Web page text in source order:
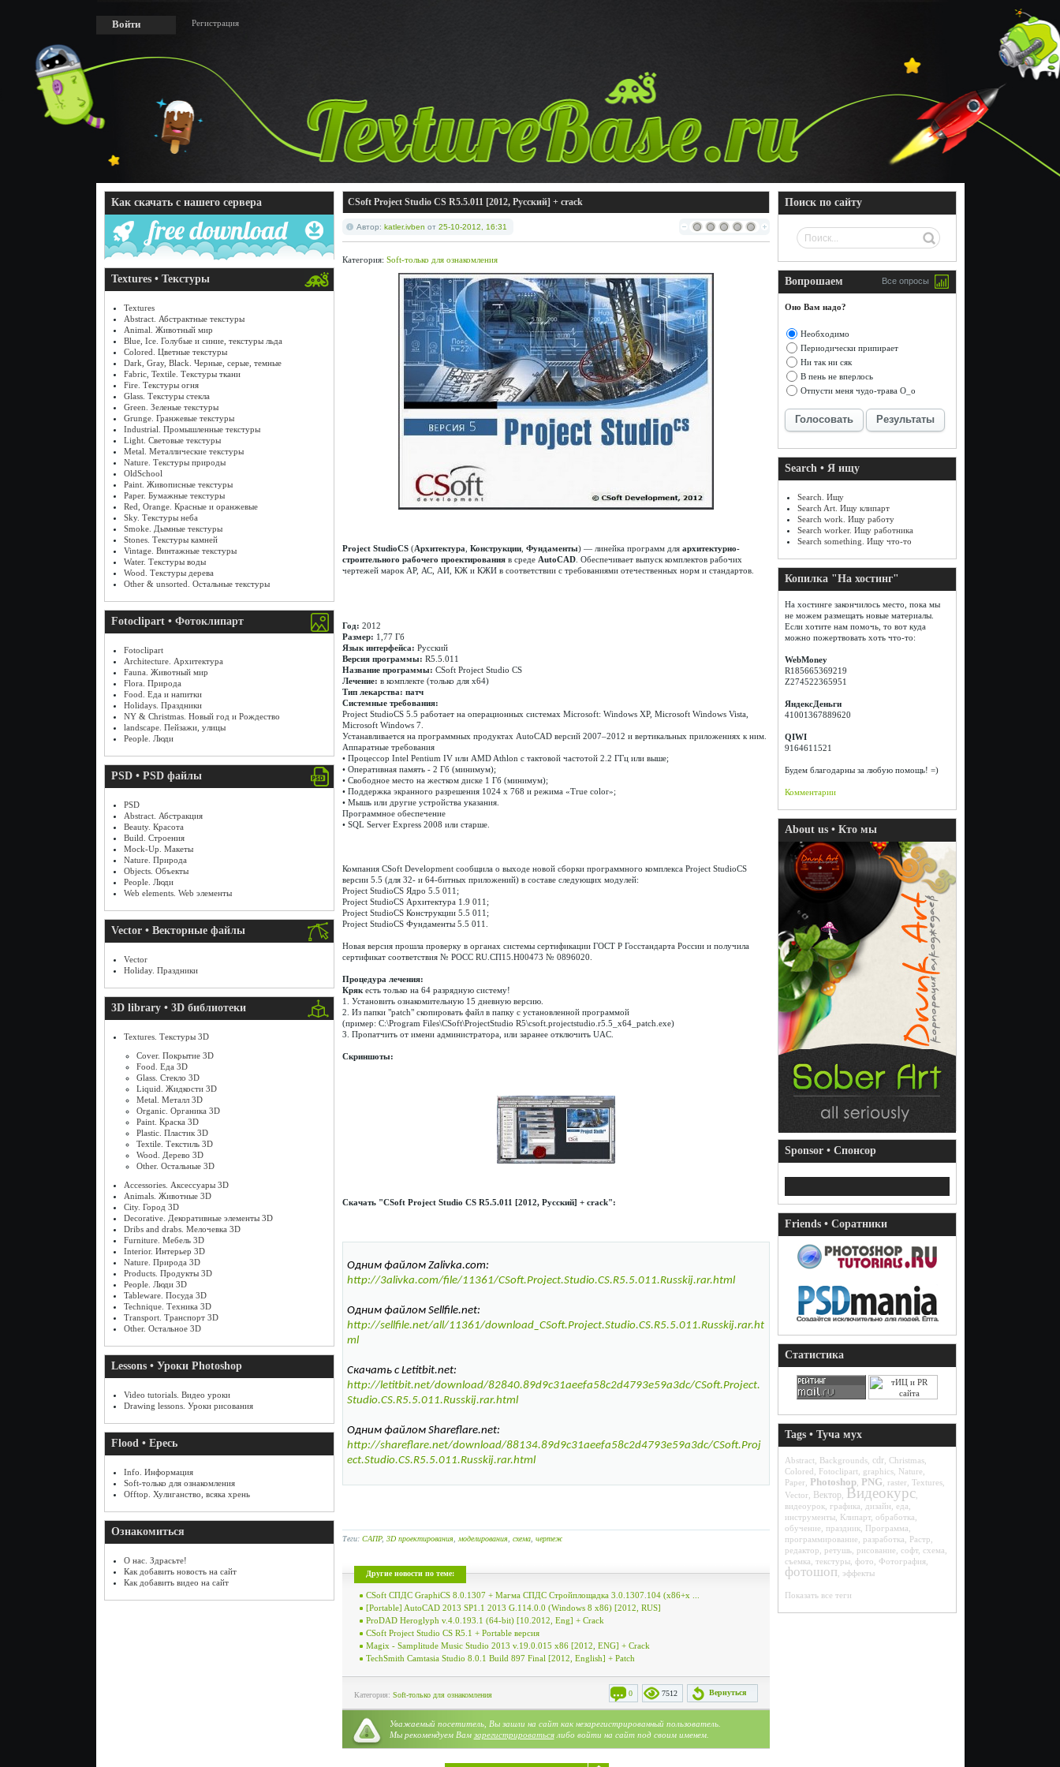
Войти Регистрация
Как скачать с нашего сервера
Textures • Текстуры
Textures
Abstract. Абстрактные текстуры
Animal. Животный мир
Blue, Ice. Голубые и синие, текстуры льда
Colored. Цветные текстуры
Dark, Gray, Black. Черные, серые, темные
Fabric, Textile. Текстуры ткани
Fire. Текстуры огня
Glass. Текстуры стекла
Green. Зеленые текстуры
Grunge. Гранжевые текстуры
Industrial. Промышленные текстуры
Light. Световые текстуры
Metal. Металлические текстуры
Nature. Текстуры природы
OldSchool
Paint. Живописные текстуры
Paper. Бумажные текстуры
Red, Orange. Красные и оранжевые
Sky. Текстуры неба
Smoke. Дымные текстуры
Stones. Текстуры камней
Vintage. Винтажные текстуры
Water. Текстуры воды
Wood. Текстуры дерева
Other & unsorted. Остальные текстуры
Fotoclipart • Фотоклипарт
Fotoclipart
Architecture. Архитектура
Fauna. Животный мир
Flora. Природа
Food. Еда и напитки
Holidays. Праздники
NY & Christmas. Новый год и Рождество
landscape. Пейзажи, улицы
People. Люди
PSD • PSD файлы
PSD
Abstract. Абстракция
Beauty. Красота
Build. Строения
Mock-Up. Макеты
Nature. Природа
Objects. Объекты
People. Люди
Web elements. Web элементы
Vector • Векторные файлы
Vector
Holiday. Праздники
3D library • 3D библиотеки
Textures. Текстуры 3D
Cover. Покрытие 3D
Food. Еда 3D
Glass. Стекло 3D
Liquid. Жидкости 3D
Metal. Металл 3D
Organic. Органика 3D
Paint. Краска 3D
Plastic. Пластик 3D
Textile. Текстиль 3D
Wood. Дерево 3D
Other. Остальные 3D
Accessories. Аксессуары 3D
Animals. Животные 3D
City. Город 3D
Decorative. Декоративные элементы 3D
Dribs and drabs. Мелочевка 3D
Furniture. Мебель 3D
Interior. Интерьер 3D
Nature. Природа 3D
Products. Продукты 3D
People. Люди 3D
Tableware. Посуда 3D
Technique. Техника 3D
Transport. Транспорт 3D
Other. Остальное 3D
Lessons • Уроки Photoshop
Video tutorials. Видео уроки
Drawing lessons. Уроки рисования
Flood • Ересь
Info. Информация
Soft-только для ознакомления
Offtop. Хулиганство, всяка хрень
Ознакомиться
О нас. Здрасьте!
Как добавить новость на сайт
Как добавить видео на сайт
CSoft Project Studio CS R5.5.011 [2012, Русский] + crack
Автор: katler.ivben от 25-10-2012, 16:31
Категория: Soft-только для ознакомления
Project StudioCS(Архитектура Конструкции, Фундаменты) — линейка программ для архитектурно-
строительного рабочего проектированияв среде AutoCAD. Обеспечивает выпуск комплектов рабочих
чертежей марок АР, АС, АИ, КЖ и КЖИ в соответствии с требованиями отечественных норм и стандартов.
Год: 2012
Размер: 1,77 Гб
Язык интерфейса: Русский
Версия программы: R5.5.011
Название программы: CSoft Project Studio CS
Лечение: в комплекте (только для х64)
Тип лекарства: патч
Системные требования:
Project StudioCS 5.5 работает на операционных системах Microsoft: Windows XP, Microsoft Windows Vista,
Microsoft Windows 7.
Устанавливается на программных продуктах AutoCAD версий 2007–2012 и вертикальных приложениях к ним.
Аппаратные требования
• Процессор Intel Pentium IV или AMD Athlon с тактовой частотой 2.2 ГГц или выше;
• Оперативная память - 2 Гб (минимум);
• Свободное место на жестком диске 1 Гб (минимум);
• Поддержка экранного разрешения 1024 x 768 и режима «True color»;
• Мышь или другие устройства указания.
Программное обеспечение
• SQL Server Express 2008 или старше.
Компания CSoft Development сообщила о выходе новой сборки программного комплекса Project StudioCS
версии 5.5 (для 32- и 64-битных приложений) в составе следующих модулей:
Project StudioCS Ядро 5.5 011;
Project StudioCS Архитектура 1.9 011;
Project StudioCS Конструкции 5.5 011;
Project StudioCS Фундаменты 5.5 011.
Новая версия прошла проверку в органах системы сертификации ГОСТ Р Госстандарта России и получила
сертификат соответствия № РОСС RU.СП15.Н00473 № 0896020.
Процедура лечения:
Крякесть только на 64 разрядную систему!
1. Установить ознакомительную 15 дневную версию.
2. Из папки "patch" скопировать файл в папку с установленной программой
(пример: C:\Program Files\CSoft\ProjectStudio R5\csoft.projectstudio.r5.5_x64_patch.exe)
3. Пропатчить от имени администратора, или заранее отключить UAC.
Скриншоты:
Скачать "CSoft Project Studio CS R5.5.011 [2012, Русский] + crack":
Одним файлом Zalivka.com:
http://3alivka.com/file/11361/CSoft.Project.Studio.CS.R5.5.011.Russkij.rar.html
Одним файлом Sellfile.net:
http://sellfile.net/all/11361/download_CSoft.Project.Studio.CS.R5.5.011.Russkij.rar.ht
ml
Скачать с Letitbit.net:
http://letitbit.net/download/82840.89d9c31aeefa58c2d4793e59a3dc/CSoft.Project.
Studio.CS.R5.5.011.Russkij.rar.html
Одним файлом Shareflare.net:
http://shareflare.net/download/88134.89d9c31aeefa58c2d4793e59a3dc/CSoft.Proj
ect.Studio.CS.R5.5.011.Russkij.rar.html
Теги: САПР, 3D проектирования, моделирования, схема, чертеж
Другие новости по теме:
CSoft СПДС GraphiCS 8.0.1307 + Магма СПДС Стройплощадка 3.0.1307.104 (x86+x ...
[Portable] AutoCAD 2013 SP1.1 2013 G.114.0.0 (Windows 8 x86) [2012, RUS]
ProDAD Heroglyph v.4.0.193.1 (64-bit) [10.2012, Eng] + Crack
CSoft Project Studio CS R5.1 + Portable версия
Magix - Samplitude Music Studio 2013 v.19.0.015 x86 [2012, ENG] + Crack
TechSmith Camtasia Studio 8.0.1 Build 897 Final [2012, English] + Patch
Вернуться
7512
0
Категория: Soft-только для ознакомления
Уважаемый посетитель, Вы зашли на сайт как незарегистрированный пользователь.
Мы рекомендуем Вам зарегистрироватьсялибо войти на сайт под своим именем.
Поиск по сайту
Вопрошаем Все опросы
Оно Вам надо?
Необходимо
Периодически припирает
Ни так ни сяк
В пень не вперлось
Отпусти меня чудо-трава О_о
Голосовать Результаты
Search • Я ищу
Search. Ищу
Search Art. Ищу клипарт
Search work. Ищу работу
Search worker. Ищу работника
Search something. Ищу что-то
Копилка "На хостинг"
На хостинге закончилось место, пока мы
не можем размещать новые материалы.
Если хотите нам помочь, то вот куда
можно пожертвовать хоть что-то:
WebMoney
R185665369219
Z274522365951
ЯндексДеньги
41001367889620
QIWI
9164611521
Будем благодарны за любую помощь! =)
Комментарии
About us • Кто мы
Sponsor • Спонсор
Friends • Соратники
Статистика
Tags • Туча мух
Abstract Backgrounds, cdr, Christmas,
Colored
Fotoclipart graphics, Nature
Paper, Photoshop, PNG raster, Textures,
Vector, Вектор, Видеокурс,
видеоурок, графика дизайн еда
инструменты, Клипарт, обработка
обучение
праздник, Программа
программирование
разработка Растр
редактор
ретушь, рисование софт, схема
съемка текстуры, фото Фотография,
фотошоп эффекты
Показать все теги